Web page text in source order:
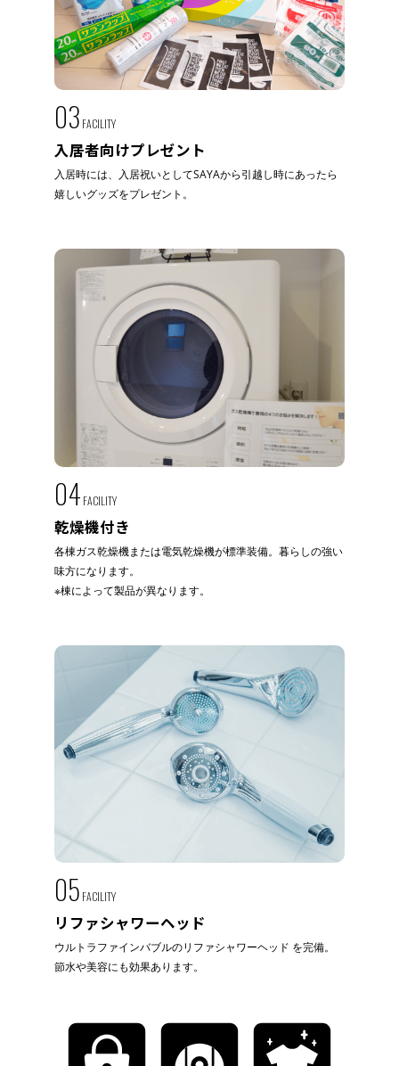
03 FACILITY
入居者向けプレゼント
入居時には、入居祝いとしてSAYAから引越し時にあったら
嬉しいグッズをプレゼント。
04 FACILITY
乾燥機付き
各棟ガス乾燥機または電気乾燥機が標準装備。暮らしの強い
味方になります。
※棟によって製品が異なります。
05 FACILITY
リファシャワーヘッド
ウルトラファインバブルのリファシャワーヘッド を完備。
節水や美容にも効果あります。